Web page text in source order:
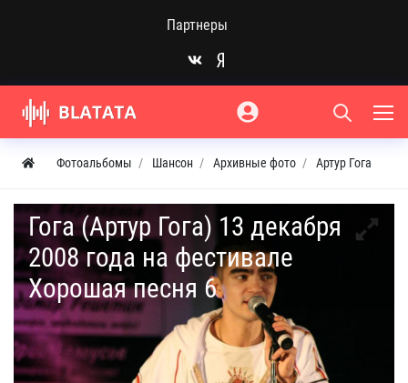
Партнеры
Фотоальбомы Шансон Архивные фото Артур Гога
Гога (Артур Гога) 13 декабря
2008 года на фестивале
Хорошая песня 6